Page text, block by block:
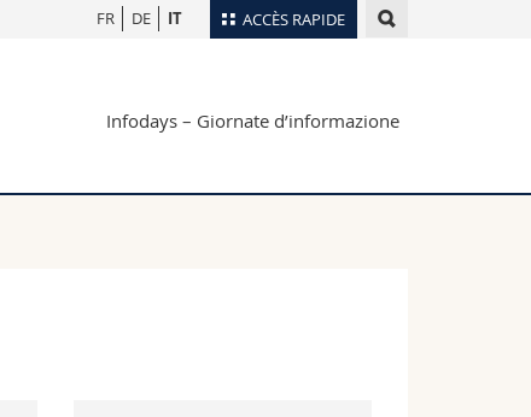
ACCÈS RAPIDE
Plan d'accès
Webmail
FR DE IT
Infodays – Giornate d’informazione